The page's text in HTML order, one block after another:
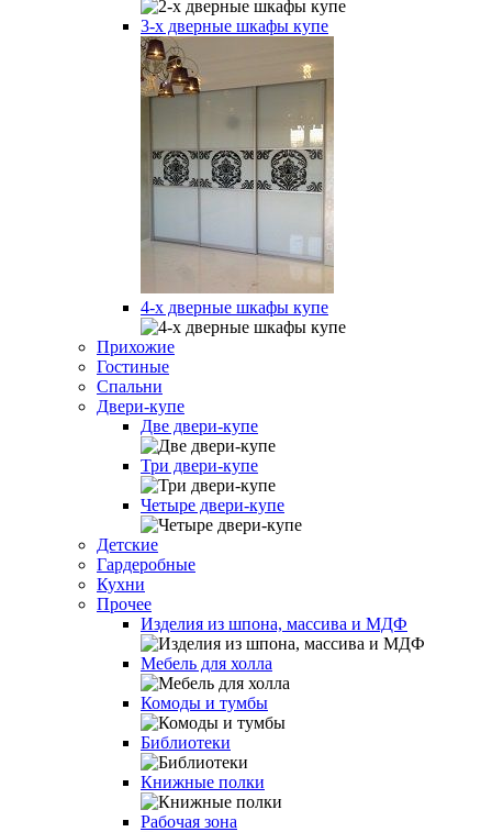
3-х дверные шкафы купе
4-х дверные шкафы купе
Прихожие
Гостиные
Спальни
Двери-купе
Две двери-купе
Три двери-купе
Четыре двери-купе
Детские
Гардеробные
Кухни
Прочее
Изделия из шпона, массива и МДФ
Мебель для холла
Комоды и тумбы
Библиотеки
Книжные полки
Рабочая зона